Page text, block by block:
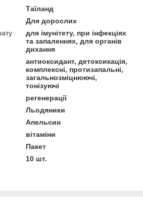
Таїланд
Для дорослих
для імунітету, при інфекціях
та запаленнях, для органів
дихання
антиоксидант, детоксикація,
комплексні, протизапальні,
загальнозміцнюючі,
тонізуючі
регенерації
Льодяники
Апельсин
вітаміни
Пакет
10 шт.